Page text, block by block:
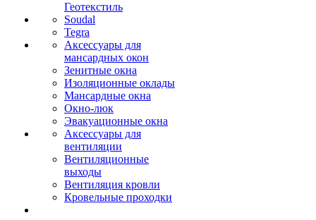
Геотекстиль
Soudal
Tegra
Аксессуары для
мансардных окон
Зенитные окна
Изоляционные оклады
Мансардные окна
Окно-люк
Эвакуационные окна
Аксессуары для
вентиляции
Вентиляционные
выходы
Вентиляция кровли
Кровельные проходки